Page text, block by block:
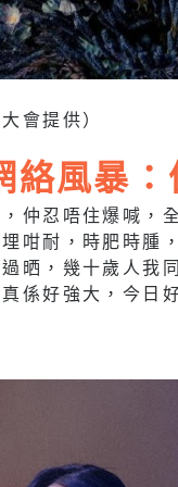
會提供）
絡風暴
仲忍唔住爆喊，
咁耐，時肥時腫
晒，幾十歲人我
係好強大，今日